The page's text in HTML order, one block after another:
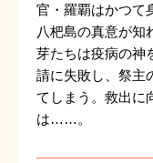
官・羅覇はかつて
八杷島の真意が知
芽たちは疫病の神
請に失敗し、祭主
てしまう。救出に
は……。